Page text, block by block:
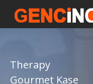
Therapy
Gourmet Kase